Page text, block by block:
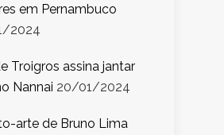
em Pernambuco
2024
Troigros assina jantar
Nannai 20/01/2024
arte de Bruno Lima